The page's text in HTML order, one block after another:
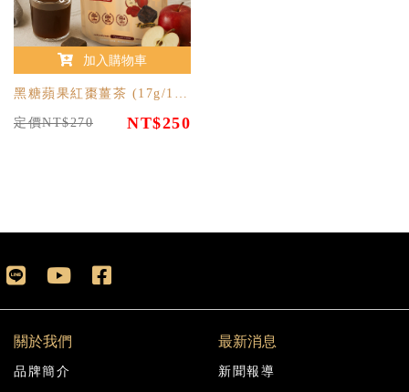
加入購物車
黑糖蘋果紅棗薑茶 (17g/12入)
定價NT$270 NT$250
關於我們
品牌簡介
最新消息
新聞報導